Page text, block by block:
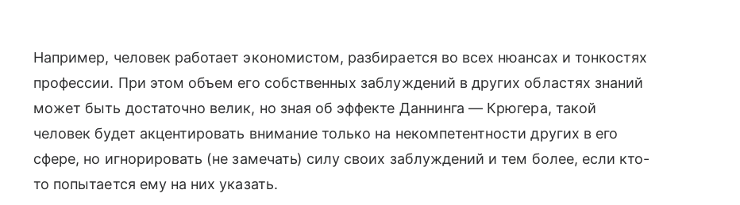
Например, человек работает экономистом, разбирается во всех нюансах и тонкостях
профессии. При этом объем его собственных заблуждений в других областях знаний
может быть достаточно велик, но зная об эффекте Даннинга — Крюгера, такой
человек будет акцентировать внимание только на некомпетентности других в его
сфере, но игнорировать (не замечать) силу своих заблуждений и тем более, если кто-
то попытается ему на них указать.